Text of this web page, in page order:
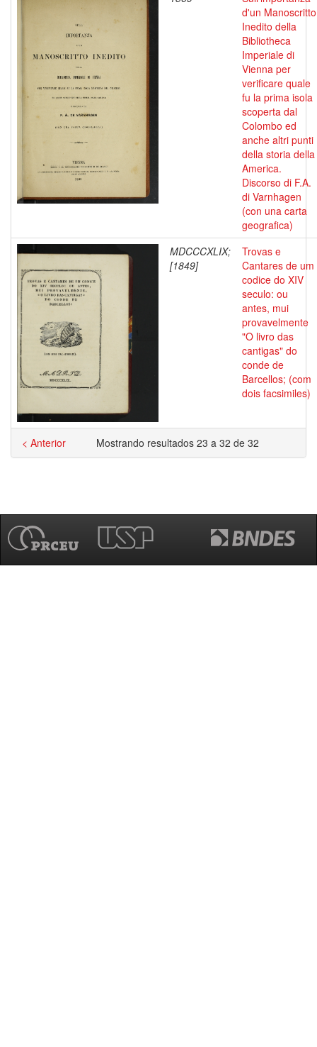
d'un Manoscritto
Inedito della
Bibliotheca
Imperiale di
Vienna per
verificare quale
fu la prima isola
scoperta dal
Colombo ed
anche altri punti
della storia della
America.
Discorso di F.A.
di Varnhagen
(con una carta
geografica)
MDCCCXLIX;
[1849]
Trovas e
Cantares de um
codice do XIV
seculo: ou
antes, mui
provavelmente
"O livro das
cantigas" do
conde de
Barcellos; (com
dois facsimiles)
Mostrando resultados 23 a 32 de 32
< Anterior